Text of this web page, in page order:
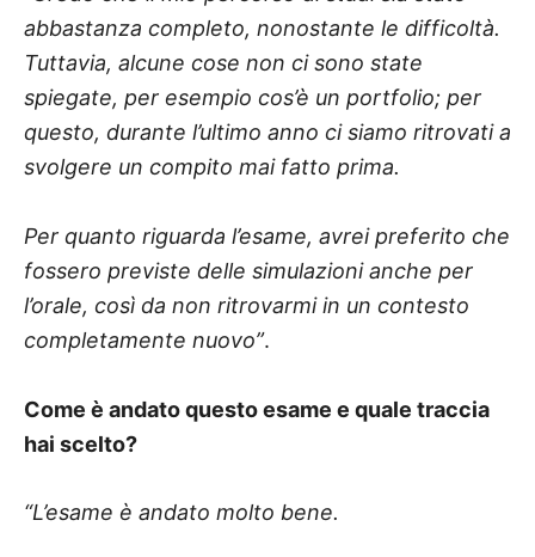
abbastanza completo, nonostante le difficoltà.
Tuttavia, alcune cose non ci sono state
spiegate, per esempio cos’è un portfolio; per
questo, durante l’ultimo anno ci siamo ritrovati a
svolgere un compito mai fatto prima.
Per quanto riguarda l’esame, avrei preferito che
fossero previste delle simulazioni anche per
l’orale, così da non ritrovarmi in un contesto
completamente nuovo”.
Come è andato questo esame e quale traccia
hai scelto?
“L’esame è andato molto bene.